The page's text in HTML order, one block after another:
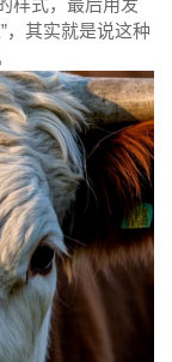
，其实就是说这种